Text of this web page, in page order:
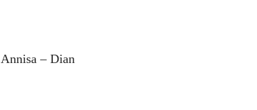
Annisa – Dian